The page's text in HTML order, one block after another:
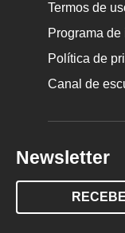
Termos de
Programa
Política de
Canal de
Newsletter